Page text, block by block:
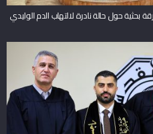
حول حالة نادرة لالتهاب الدم الوليدي